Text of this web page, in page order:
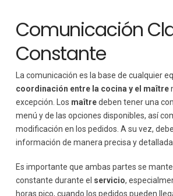
Comunicación
Constante
La comunicación es la base de cualquier
coordinación entre la cocina y el maître
excepción. Los maîtredeben tener una
menú y de las opciones disponibles, así
modificación en los pedidos. A su vez,
información de manera precisa y detallada
Es importante que ambas partes se
constante durante el servicio,
horas pico, cuando los pedidos pueden